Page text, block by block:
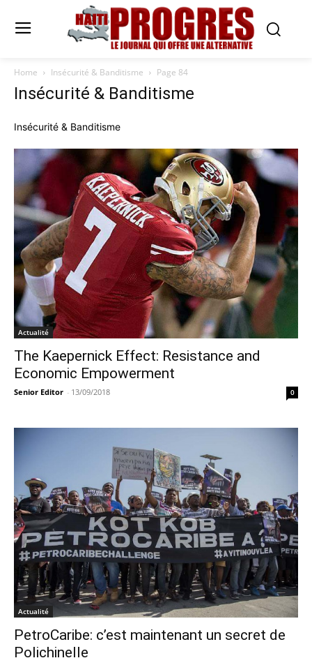
Home Insécurité & Banditisme Page 84
Insécurité & Banditisme
Insécurité & Banditisme
Actualité
The Kaepernick Effect: Resistance and
Economic Empowerment
Senior Editor - 13/09/2018 0
Actualité
PetroCaribe: c’est maintenant un secret de
Polichinelle